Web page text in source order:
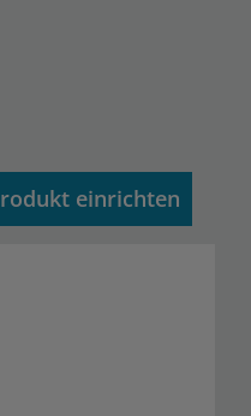
einrichten